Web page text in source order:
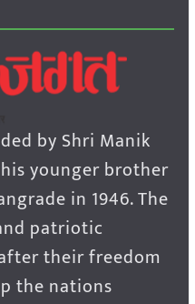
by Shri Manik
younger brother
in 1946. The
patriotic
their freedom
the nations